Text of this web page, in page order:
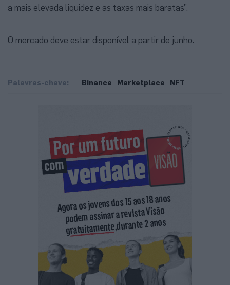
a mais elevada liquidez e as taxas mais baratas”.
O mercado deve estar disponível a partir de junho.
Palavras-chave: Binance Marketplace NFT